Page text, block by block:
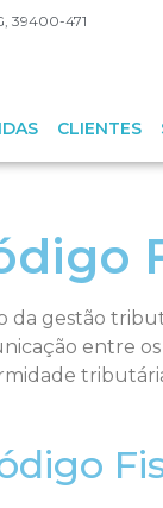
39400-471
CLIENTES
gestão
entre